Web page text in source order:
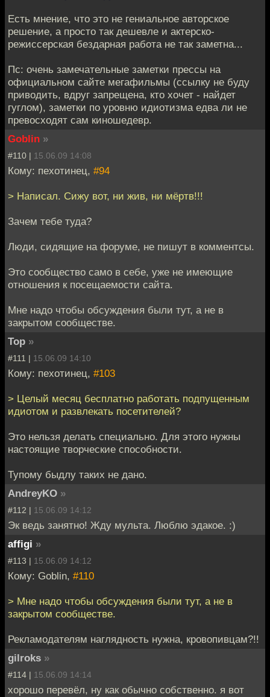
Есть мнение, что это не гениальное авторское
решение, а просто так дешевле и актерско-
режиссерская бездарная работа не так заметна...
Пс: очень замечательные заметки прессы на
официальном сайте мегафильмы (ссылку не буду
приводить, вдруг запрещена, кто хочет - найдет
гуглом), заметки по уровню идиотизма едва ли не
превосходят сам киношедевр.
Goblin »
#110 | 15.06.09 14:08
Кому: пехотинец, #94
> Написал. Сижу вот, ни жив, ни мёртв!!!
Зачем тебе туда?
Люди, сидящие на форуме, не пишут в комментсы.
Это сообщество само в себе, уже не имеющие
отношения к посещаемости сайта.
Мне надо чтобы обсуждения были тут, а не в
закрытом сообществе.
Тор »
#111 | 15.06.09 14:10
Кому: пехотинец, #103
> Целый месяц бесплатно работать подпущенным
идиотом и развлекать посетителей?
Это нельзя делать специально. Для этого нужны
настоящие творческие способности.
Тупому быдлу таких не дано.
AndreyKO »
#112 | 15.06.09 14:12
Эк ведь занятно! Жду мульта. Люблю эдакое. :)
affigi »
#113 | 15.06.09 14:12
Кому: Goblin, #110
> Мне надо чтобы обсуждения были тут, а не в
закрытом сообществе.
Рекламодателям наглядность нужна, кровопивцам?!!
gilroks »
#114 | 15.06.09 14:14
хорошо перевёл, ну как обычно собственно. я вот